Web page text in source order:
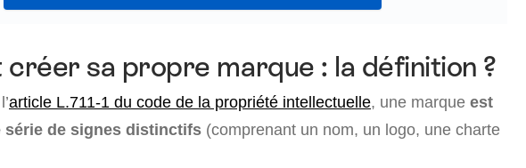
créer sa propre marque : la définition ?
article L.711-1 du code de la propriété intellectuelle, une marque est
série de signes distinctifs (comprenant un nom, un logo, une charte